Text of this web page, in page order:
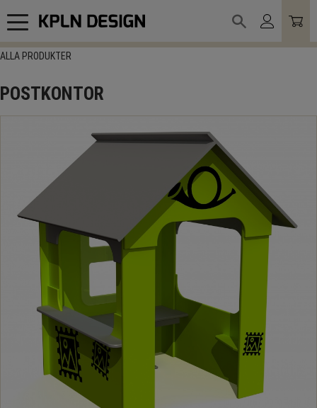
Meny
ALLA PRODUKTER
POSTKONTOR